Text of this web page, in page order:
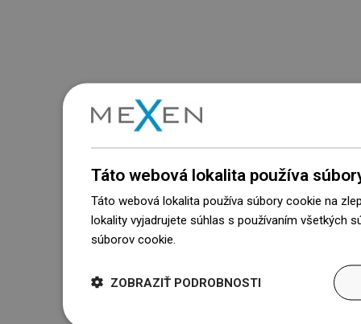
Táto webová lokalita používa
Táto webová lokalita používa súbory cookie na
lokality vyjadrujete súhlas s používaním všetkých
súborov cookie.
ZOBRAZIŤ PODROBNOSTI